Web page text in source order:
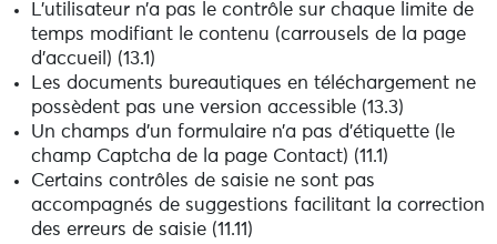
L’utilisateur n’a pas le contrôle sur chaque limite de
temps modifiant le contenu (carrousels de la page
d’accueil) (13.1)
Les documents bureautiques en téléchargement ne
possèdent pas une version accessible (13.3)
Un champs d’un formulaire n’a pas d’étiquette (le
champ Captcha de la page Contact) (11.1)
Certains contrôles de saisie ne sont pas
accompagnés de suggestions facilitant la correction
des erreurs de saisie (11.11)